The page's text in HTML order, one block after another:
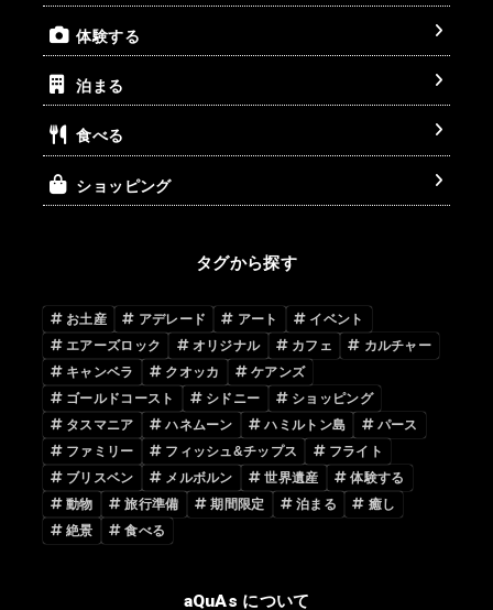
体験する
泊まる
食べる
ショッピング
タグから探す
お土産 アデレード アート
イベント
エアーズロック
オリジナル カフェ
カルチャー
キャンベラ
クオッカ
ケアンズ
ゴールドコースト
シドニー
ショッピング
タスマニア
ハネムーン ハミルトン島
パース
ファミリー
フィッシュ&チップス
フライト
ブリスベン
メルボルン 世界遺産
体験する
動物
旅行準備 期間限定 泊まる
癒し
絶景
食べる
aQuAs について